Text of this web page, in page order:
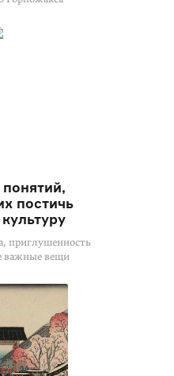
постичь
приглушенность
важные вещи